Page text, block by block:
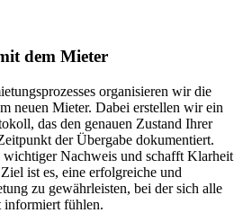
dem Mieter
organisieren wir die
neuen Mieter. Dabei erstellen wir ein
das den genauen Zustand Ihrer
der Übergabe dokumentiert.
wichtiger Nachweis und schafft Klarheit
ist es, eine erfolgreiche und
zu gewährleisten, bei der sich alle
informiert fühlen.